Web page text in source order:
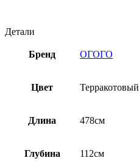
Детали
Бренд ОГОГО
Цвет Терракотовый
Длина 478см
Глубина 112см